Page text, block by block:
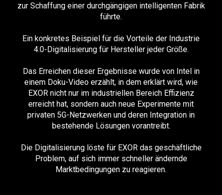
zur Schaffung einer durchgängigen intelligenten Fabrik
führte.
Ein konkretes Beispiel für die Vorteile der Industrie
4.0-Digitalisierung für Hersteller jeder Größe.
Das Erreichen dieser Ergebnisse wurde von Intel in
einem Doku-Video erzählt, in dem erklärt wird, wie
EXOR nicht nur im industriellen Bereich Effizienz
erreicht hat, sondern auch neue Experimente mit
privaten 5G-Netzwerken und deren Integration in
bestehende Lösungen vorantreibt.
Die Digitalisierung löste für EXOR das geschäftliche
Problem, auf sich immer schneller ändernde
Marktbedingungen zu reagieren.